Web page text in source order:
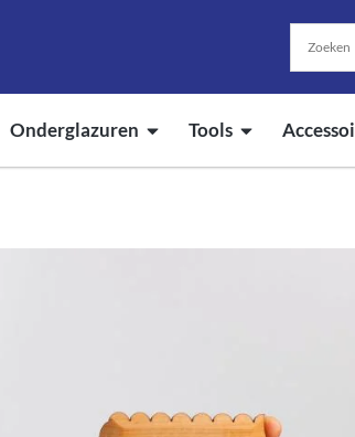
Onderglazuren Tools